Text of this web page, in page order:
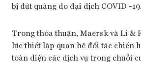
bị đứt quãng do đại dịch COVID -19.
Trong thỏa thuận, Maersk và Li &
lực thiết lập quan hệ đối tác chiến
toàn diện các dịch vụ trong chuỗi